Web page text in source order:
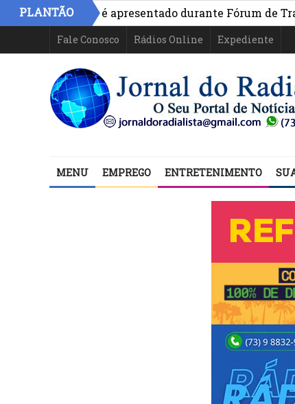
PLANTÃO
Bahia é apresentado durante Fórum de
Fale Conosco Rádios Online Expediente
MENU EMPREGO ENTRETENIMENTO